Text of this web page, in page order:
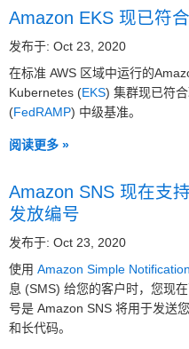
Amazon EKS 现已符
发布于: Oct 23, 2020
在标准 AWS 区域中运行的
Kubernetes (EKS) 集群现已符
(FedRAMP) 中级基准。
阅读更多 »
Amazon SNS 现在支
发放编号
发布于: Oct 23, 2020
使用 Amazon Simple
息 (SMS) 给您的客户时，您现
号是 Amazon SNS 将用于发送
和长代码。